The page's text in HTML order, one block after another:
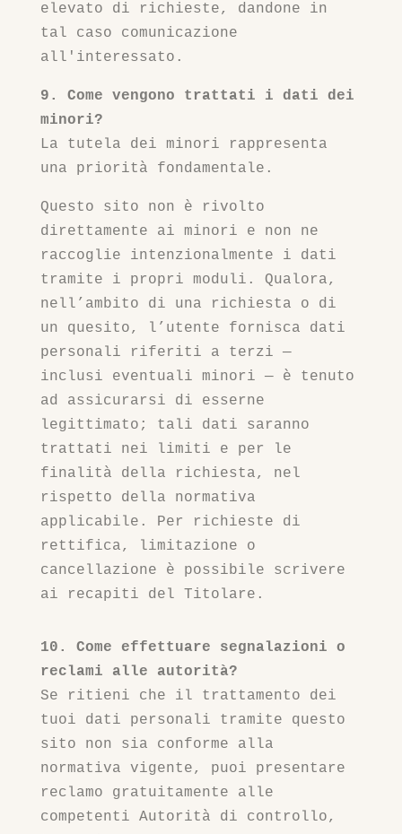
elevato di richieste, dandone in
tal caso comunicazione
all'interessato.
9. Come vengono trattati i dati dei
minori?
La tutela dei minori rappresenta
una priorità fondamentale.
Questo sito non è rivolto
direttamente ai minori e non ne
raccoglie intenzionalmente i dati
tramite i propri moduli. Qualora,
nell’ambito di una richiesta o di
un quesito, l’utente fornisca dati
personali riferiti a terzi —
inclusi eventuali minori — è tenuto
ad assicurarsi di esserne
legittimato; tali dati saranno
trattati nei limiti e per le
finalità della richiesta, nel
rispetto della normativa
applicabile. Per richieste di
rettifica, limitazione o
cancellazione è possibile scrivere
ai recapiti del Titolare.
10. Come effettuare segnalazioni o
reclami alle autorità?
Se ritieni che il trattamento dei
tuoi dati personali tramite questo
sito non sia conforme alla
normativa vigente, puoi presentare
reclamo gratuitamente alle
competenti Autorità di controllo,